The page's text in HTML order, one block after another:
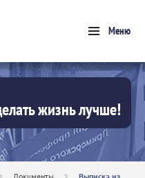
Меню
жизнь лучше!